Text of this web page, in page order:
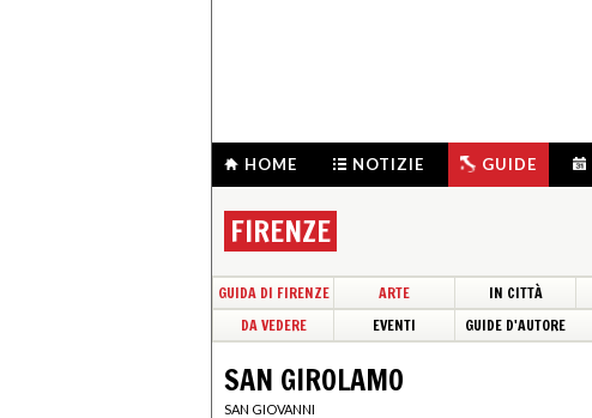
HOME NOTIZIE GUIDE
FIRENZE
GUIDA DI FIRENZE ARTE IN CITTÀ
DA VEDERE
EVENTI GUIDE D'AUTORE
SAN GIROLAMO
SAN GIOVANNI